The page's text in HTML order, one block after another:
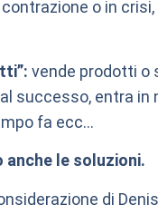
o in crisi,
vende prodotti o
successo, entra in
fa ecc…
anche le soluzioni.
di